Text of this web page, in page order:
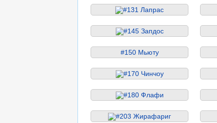
#131 Лапрас
#145 Запдос
#150 Мьюту
#170 Чинчоу
#180 Флафи
#203 Жирафариг